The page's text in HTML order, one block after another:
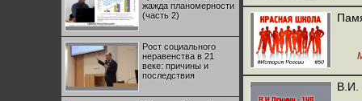
жажда планомерности
(часть 2)
Рост социального
неравенства в 21
веке: причины и
последствия
В.И.